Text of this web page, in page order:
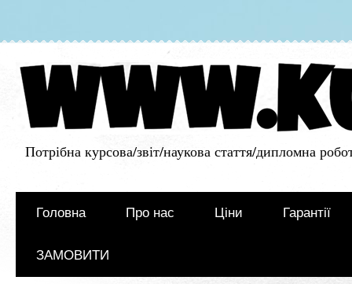
Потрібна курсова/звіт/наукова стаття/дипломна
Головна Про нас Ціни Гарантії
ЗАМОВИТИ